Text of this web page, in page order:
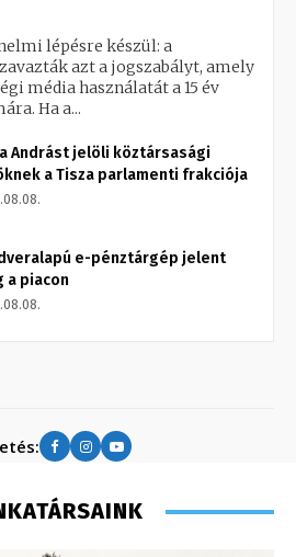
lépésre készül: a
azt a jogszabályt, amely
média használatát a 15 év
Ha a...
Andrást jelöli köztársasági
a Tisza parlamenti frakciója
e-pénztárgép jelent
a piacon